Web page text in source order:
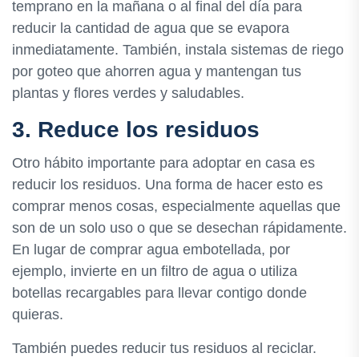
temprano en la mañana o al final del día para
reducir la cantidad de agua que se evapora
inmediatamente. También, instala sistemas de riego
por goteo que ahorren agua y mantengan tus
plantas y flores verdes y saludables.
3. Reduce los residuos
Otro hábito importante para adoptar en casa es
reducir los residuos. Una forma de hacer esto es
comprar menos cosas, especialmente aquellas que
son de un solo uso o que se desechan rápidamente.
En lugar de comprar agua embotellada, por
ejemplo, invierte en un filtro de agua o utiliza
botellas recargables para llevar contigo donde
quieras.
También puedes reducir tus residuos al reciclar.